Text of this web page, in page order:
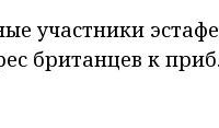
участники
британцев к